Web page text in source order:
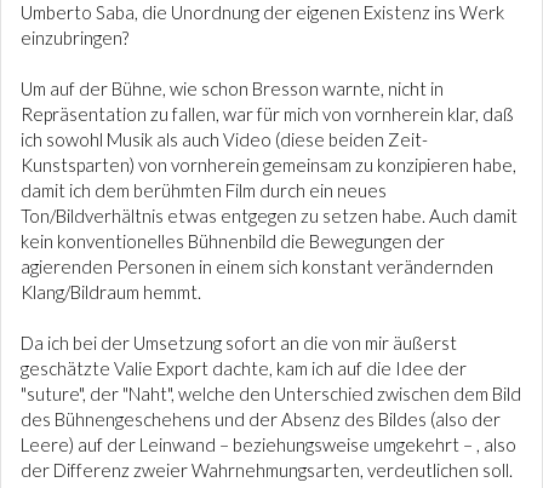
Umberto Saba, die Unordnung der eigenen Existenz ins Werk
einzubringen?
Um auf der Bühne, wie schon Bresson warnte, nicht in
Repräsentation zu fallen, war für mich von vornherein klar, daß
ich sowohl Musik als auch Video (diese beiden Zeit-
Kunstsparten) von vornherein gemeinsam zu konzipieren habe,
damit ich dem berühmten Film durch ein neues
Ton/Bildverhältnis etwas entgegen zu setzen habe. Auch damit
kein konventionelles Bühnenbild die Bewegungen der
agierenden Personen in einem sich konstant verändernden
Klang/Bildraum hemmt.
Da ich bei der Umsetzung sofort an die von mir äußerst
geschätzte Valie Export dachte, kam ich auf die Idee der
"suture", der "Naht", welche den Unterschied zwischen dem Bild
des Bühnengeschehens und der Absenz des Bildes (also der
Leere) auf der Leinwand – beziehungsweise umgekehrt – , also
der Differenz zweier Wahrnehmungsarten, verdeutlichen soll.